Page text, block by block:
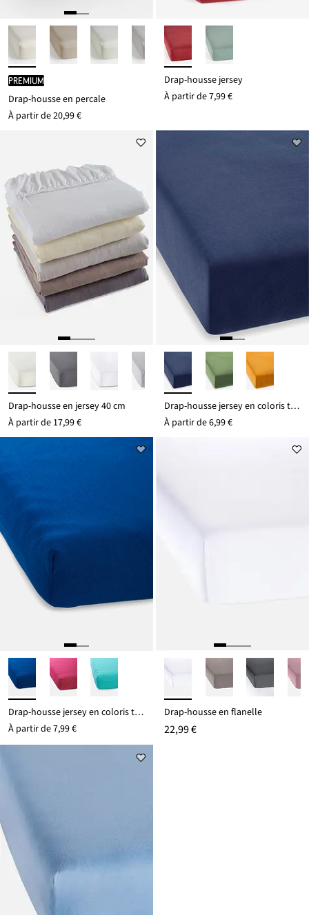
PREMIUM
Drap-housse en percale
À partir de20,99 €
Drap-housse jersey
À partir de7,99 €
Drap-housse en jersey 40 cm
À partir de 17,99 €
Drap-housse jersey en coloris tendance
À partir de6,99 €
Drap-housse jersey en coloris tendance
À partir de7,99 €
Drap-housse en flanelle
22,99 €